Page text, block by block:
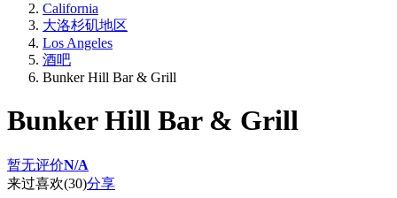
California
大洛杉矶地区
Los Angeles
酒吧
Bunker Hill Bar & Grill
Bunker Hill Bar & Grill
暂无评价N/A
来过喜欢(30)分享